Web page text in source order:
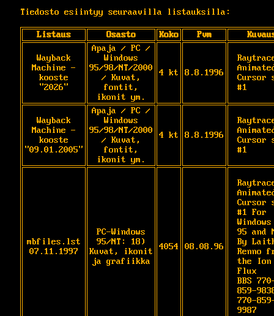
Tiedosto esiintyy seuraavilla listauksilla:
Listaus Osasto Koko Pvm
Wayback
Machine -
kooste
"2026"
Apaja / PC /
Windows
95/98/NT/2000
/ Kuvat,
fontit,
ikonit ym.
4 kt 8.8.1996
Cursor
#1
Wayback
Machine -
kooste
"09.01.2005"
Apaja / PC /
Windows
95/98/NT/2000
/ Kuvat,
fontit,
ikonit ym.
4 kt 8.8.1996
Cursor
#1
mbfiles.lst
07.11.1997
PC-Windows
95/NT: 18)
Kuvat, ikonit
ja grafiikka
4054 08.08.96
Cursor
#1 For
Windows
95 and
By
Renno
the Ion
Flux
BBS
859-
770-
9987